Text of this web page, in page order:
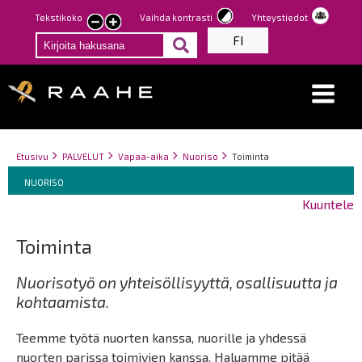
Hyppää
pääsisältöön
Tekstikoko
Pienennä
tekstin
kokoa
Suurenna
tekstin
kokoa
Vaihda kontrasti Yhteystiedot
FI
Breadcrumbs
You
here:
Etusivu PALVELUT Vapaa-aika Nuoriso Toiminta
Breadcrumbs
You
are
NUORISO
Kuuntele
Toiminta
Nuorisotyö on yhteisöllisyyttä, osallisuutta ja
kohtaamista.
Teemme työtä nuorten kanssa, nuorille ja yhdessä
nuorten parissa toimivien kanssa. Haluamme pitää